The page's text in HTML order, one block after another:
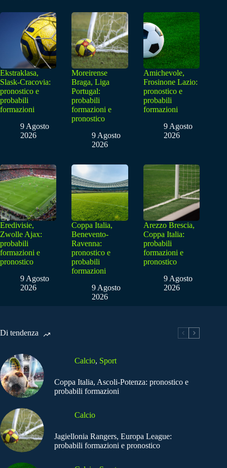
Ekstraklasa,
Slask-Cracovia:
pronostico e
probabili
formazioni
9 Agosto
2026
Moreirense
Braga, Liga
Portugal:
probabili
formazioni e
pronostico
9 Agosto
2026
Amichevole,
Frosinone Lazio:
pronostico e
probabili
formazioni
9 Agosto
2026
Eredivisie,
Zwolle Ajax:
probabili
formazioni e
pronostico
9 Agosto
2026
Coppa Italia,
Benevento-
Ravenna:
pronostico e
probabili
formazioni
9 Agosto
2026
Arezzo Brescia,
Coppa Italia:
probabili
formazioni e
pronostico
9 Agosto
2026
Di tendenza
Calcio, Sport
Coppa Italia, Ascoli-Potenza: pronostico e
probabili formazioni
Calcio
Jagiellonia Rangers, Europa League:
probabili formazioni e pronostico